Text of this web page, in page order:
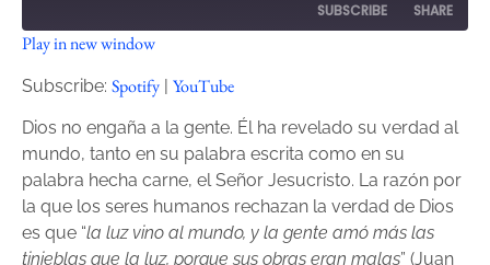
SUBSCRIBE SHARE
Spotify
SHARE
LINK
EMBED
Play in new window
Subscribe: Spotify | YouTube
Dios no engaña a la gente. Él ha revelado su verdad al
mundo, tanto en su palabra escrita como en su
palabra hecha carne, el Señor Jesucristo. La razón por
la que los seres humanos rechazan la verdad de Dios
es que “la luz vino al mundo, y la gente amó más las
tinieblas que la luz, porque sus obras eran malas” (Juan